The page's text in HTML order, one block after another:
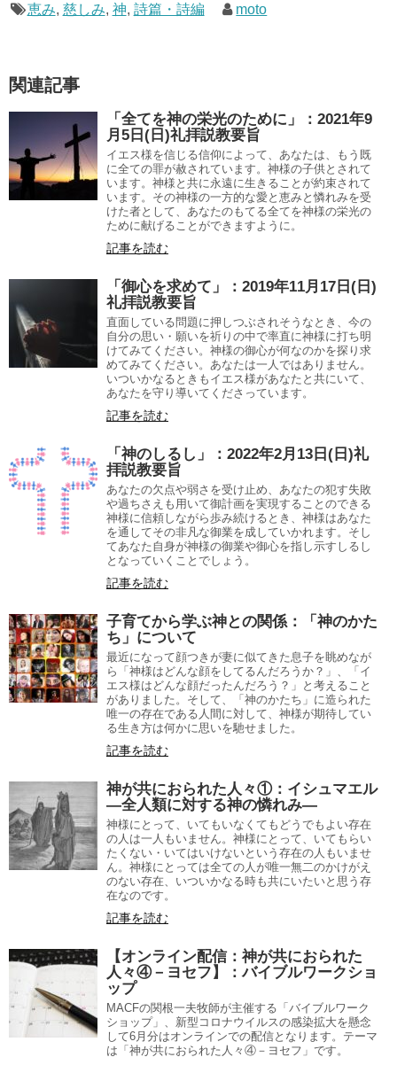
恵み, 慈しみ, 神, 詩篇・詩編 moto
関連記事
「全てを神の栄光のために」：2021年9
月5日(日)礼拝説教要旨
イエス様を信じる信仰によって、あなたは、もう既
に全ての罪が赦されています。神様の子供とされて
います。神様と共に永遠に生きることが約束されて
います。その神様の一方的な愛と恵みと憐れみを受
けた者として、あなたのもてる全てを神様の栄光の
ために献げることができますように。
記事を読む
「御心を求めて」：2019年11月17日(日)
礼拝説教要旨
直面している問題に押しつぶされそうなとき、今の
自分の思い・願いを祈りの中で率直に神様に打ち明
けてみてください。神様の御心が何なのかを探り求
めてみてください。あなたは一人ではありません。
いついかなるときもイエス様があなたと共にいて、
あなたを守り導いてくださっています。
記事を読む
「神のしるし」：2022年2月13日(日)礼
拝説教要旨
あなたの欠点や弱さを受け止め、あなたの犯す失敗
や過ちさえも用いて御計画を実現することのできる
神様に信頼しながら歩み続けるとき、神様はあなた
を通してその非凡な御業を成していかれます。そし
てあなた自身が神様の御業や御心を指し示すしるし
となっていくことでしょう。
記事を読む
子育てから学ぶ神との関係：「神のかた
ち」について
最近になって顔つきが妻に似てきた息子を眺めなが
ら「神様はどんな顔をしてるんだろうか？」、「イ
エス様はどんな顔だったんだろう？」と考えること
がありました。そして、「神のかたち」に造られた
唯一の存在である人間に対して、神様が期待してい
る生き方は何かに思いを馳せました。
記事を読む
神が共におられた人々①：イシュマエル
―全人類に対する神の憐れみ―
神様にとって、いてもいなくてもどうでもよい存在
の人は一人もいません。神様にとって、いてもらい
たくない・いてはいけないという存在の人もいませ
ん。神様にとっては全ての人が唯一無二のかけがえ
のない存在、いついかなる時も共にいたいと思う存
在なのです。
記事を読む
【オンライン配信：神が共におられた
人々④－ヨセフ】：バイブルワークショ
ップ
MACFの関根一夫牧師が主催する「バイブルワーク
ショップ」、新型コロナウイルスの感染拡大を懸念
して6月分はオンラインでの配信となります。テーマ
は「神が共におられた人々④－ヨセフ」です。